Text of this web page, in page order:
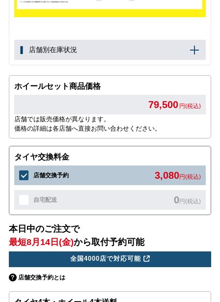
店舗別在庫状況
ホイールセット商品価格
79,500 円(税込)
店舗では販売価格が異なります。
価格の詳細は各店舗へ直接お問い合わせください。
タイヤ交換料金
店舗交換予約 3,080円(税込)
自宅配送 0円(税込)
本日中のご注文で
最短8月14日(金)から取付予約可能
全国4000店で対応可能
店舗交換予約とは